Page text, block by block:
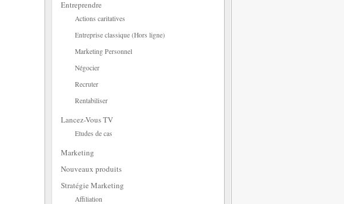
Entreprendre
Actions caritatives
Entreprise classique (Hors ligne)
Marketing Personnel
Négocier
Recruter
Rentabiliser
Lancez-Vous TV
Etudes de cas
Marketing
Nouveaux produits
Stratégie Marketing
Affiliation